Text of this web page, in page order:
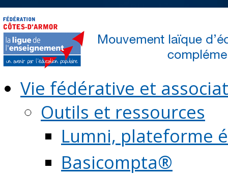
Vie fédérative et
Outils et ressources
Lumni, plateforme
Basicompta®